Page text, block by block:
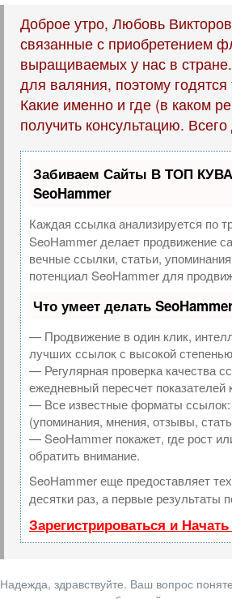
Доброе утро, Любовь
связанные с приобретением
выращиваемых у нас в
для валяния, поэтому
Какие именно и где (в каком
получить консультацию.
Забиваем Сайты В ТОП
SeoHammer
Каждая ссылка анализируется по
SeoHammer делает продвижение
вечные ссылки, статьи,
потенциал SeoHammer для
Что умеет делать
— Продвижение в один клик,
лучших ссылок с высокой
— Регулярная проверка качества
ежедневный пересчет показателей
— Все известные форматы
(упоминания, мнения, отзывы,
— SeoHammer покажет, где рост
обратить внимание.
SeoHammer еще предоставляет
десятки раз, а первые результаты
Зарегистрироваться и
Надежда, здравствуйте. Ваш вопрос